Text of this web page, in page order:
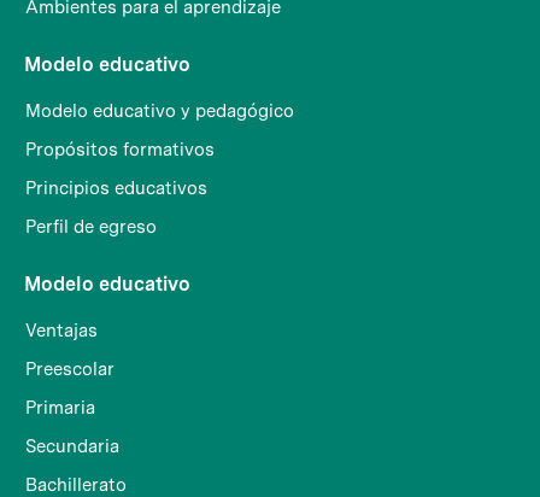
Ambientes para el aprendizaje
Modelo educativo
Modelo educativo y pedagógico
Propósitos formativos
Principios educativos
Perfil de egreso
Modelo educativo
Ventajas
Preescolar
Primaria
Secundaria
Bachillerato